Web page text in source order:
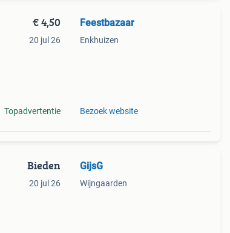
€ 4,50
20 jul 26
Topadvertentie
Feestbazaar
Enkhuizen
Bezoek website
Bieden
20 jul 26
GijsG
Wijngaarden